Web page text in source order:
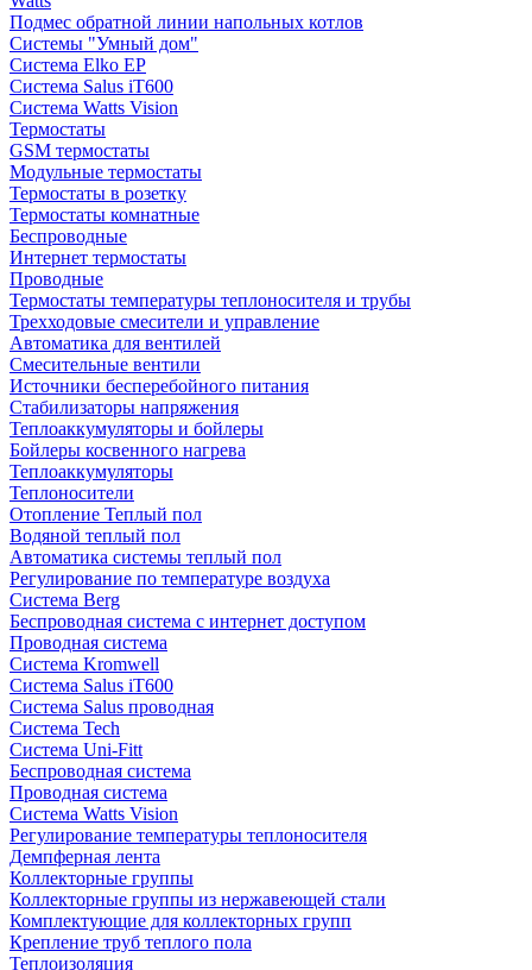
Подмес обратной линии напольных котлов
Системы "Умный дом"
Система Elko EP
Система Salus iT600
Система Watts Vision
Термостаты
GSM термостаты
Модульные термостаты
Термостаты в розетку
Термостаты комнатные
Беспроводные
Интернет термостаты
Проводные
Термостаты температуры теплоносителя и трубы
Трехходовые смесители и управление
Автоматика для вентилей
Смесительные вентили
Источники бесперебойного питания
Стабилизаторы напряжения
Теплоаккумуляторы и бойлеры
Бойлеры косвенного нагрева
Теплоаккумуляторы
Теплоносители
Отопление Теплый пол
Водяной теплый пол
Автоматика системы теплый пол
Регулирование по температуре воздуха
Система Berg
Беспроводная система с интернет доступом
Проводная система
Система Kromwell
Система Salus iT600
Система Salus проводная
Система Tech
Система Uni-Fitt
Беспроводная система
Проводная система
Система Watts Vision
Регулирование температуры теплоносителя
Демпферная лента
Коллекторные группы
Коллекторные группы из нержавеющей стали
Комплектующие для коллекторных групп
Крепление труб теплого пола
Теплоизоляция